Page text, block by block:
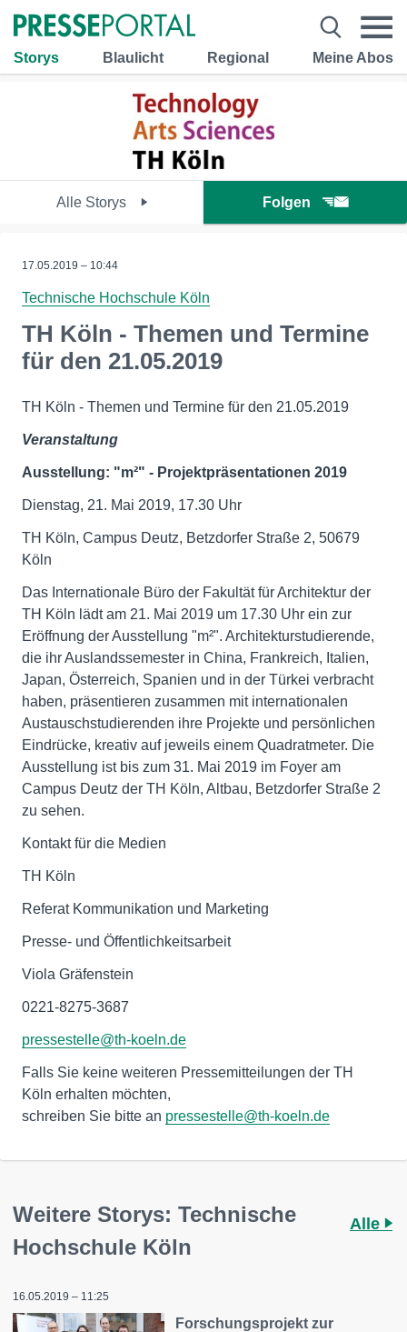
Storys Blaulicht Regional Meine Abos
Alle Storys Folgen
17.05.2019 – 10:44
Technische Hochschule Köln
TH Köln - Themen und Termine
für den 21.05.2019
TH Köln - Themen und Termine für den 21.05.2019
Veranstaltung
Ausstellung: "m²" - Projektpräsentationen 2019
Dienstag, 21. Mai 2019, 17.30 Uhr
TH Köln, Campus Deutz, Betzdorfer Straße 2, 50679
Köln
Das Internationale Büro der Fakultät für Architektur der
TH Köln lädt am 21. Mai 2019 um 17.30 Uhr ein zur
Eröffnung der Ausstellung "m²". Architekturstudierende,
die ihr Auslandssemester in China, Frankreich, Italien,
Japan, Österreich, Spanien und in der Türkei verbracht
haben, präsentieren zusammen mit internationalen
Austauschstudierenden ihre Projekte und persönlichen
Eindrücke, kreativ auf jeweils einem Quadratmeter. Die
Ausstellung ist bis zum 31. Mai 2019 im Foyer am
Campus Deutz der TH Köln, Altbau, Betzdorfer Straße 2
zu sehen.
Kontakt für die Medien
TH Köln
Referat Kommunikation und Marketing
Presse- und Öffentlichkeitsarbeit
Viola Gräfenstein
0221-8275-3687
pressestelle@th-koeln.de
Falls Sie keine weiteren Pressemitteilungen der TH
Köln erhalten möchten,
schreiben Sie bitte an pressestelle@th-koeln.de
Weitere Storys: Technische
Hochschule Köln
Alle
16.05.2019 – 11:25
Forschungsprojekt zur